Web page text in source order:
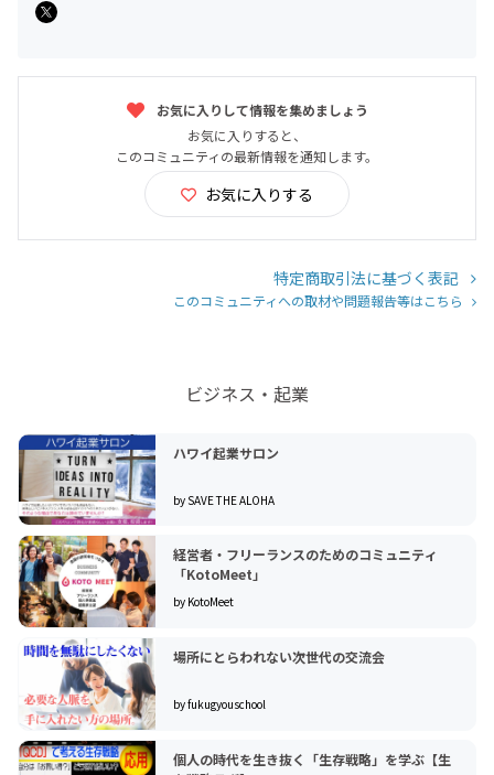
お気に入りして情報を集めましょう
お気に入りすると、
このコミュニティの最新情報を通知します。
お気に入りする
特定商取引法に基づく表記
このコミュニティへの取材や問題報告等はこちら
ビジネス・起業
ハワイ起業サロン
by SAVE THE ALOHA
経営者・フリーランスのためのコミュニティ
「KotoMeet」
by KotoMeet
場所にとらわれない次世代の交流会
by fukugyouschool
個人の時代を生き抜く「生存戦略」を学ぶ【生